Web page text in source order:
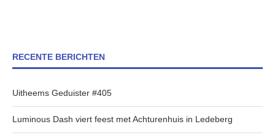
RECENTE BERICHTEN
Uitheems Geduister #405
Luminous Dash viert feest met Achturenhuis in Ledeberg